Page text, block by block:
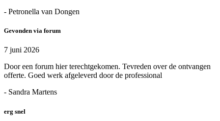
- Petronella van Dongen
Gevonden via forum
7 juni 2026
Door een forum hier terechtgekomen. Tevreden over de ontvangen
offerte. Goed werk afgeleverd door de professional
- Sandra Martens
erg snel